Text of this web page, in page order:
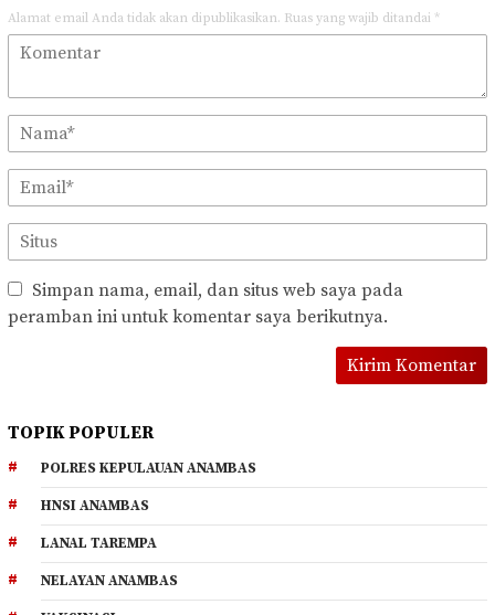
Alamat email Anda tidak akan dipublikasikan. Ruas yang wajib ditandai *
Simpan nama, email, dan situs web saya pada
peramban ini untuk komentar saya berikutnya.
TOPIK POPULER
POLRES KEPULAUAN ANAMBAS
HNSI ANAMBAS
LANAL TAREMPA
NELAYAN ANAMBAS